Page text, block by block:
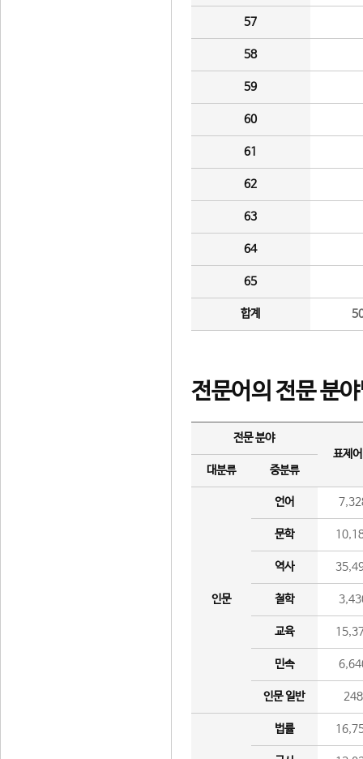
57
58
59
60
61
62
63
64
65
합계
전문어의 전문 분
전문 분야
표제
대분류
중분류
인문
언어
문학
역사
철학
교육
민속
인문 일반 248
법률